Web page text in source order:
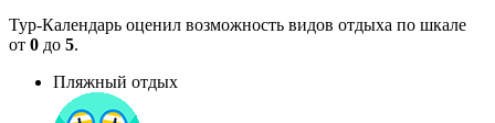
Тур-Календарь оценил возможность видов отдыха по шкале
от 0 до 5.
Пляжный отдых